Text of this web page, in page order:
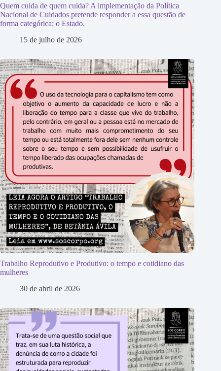
Quem cuida de quem cuida? A implementação da Política
Nacional de Cuidados pretende responder a essa questão de
forma categórica: o Estado.
15 de julho de 2026
Trabalho Reprodutivo e Produtivo: o tempo e cotidiano das
mulheres
30 de abril de 2026